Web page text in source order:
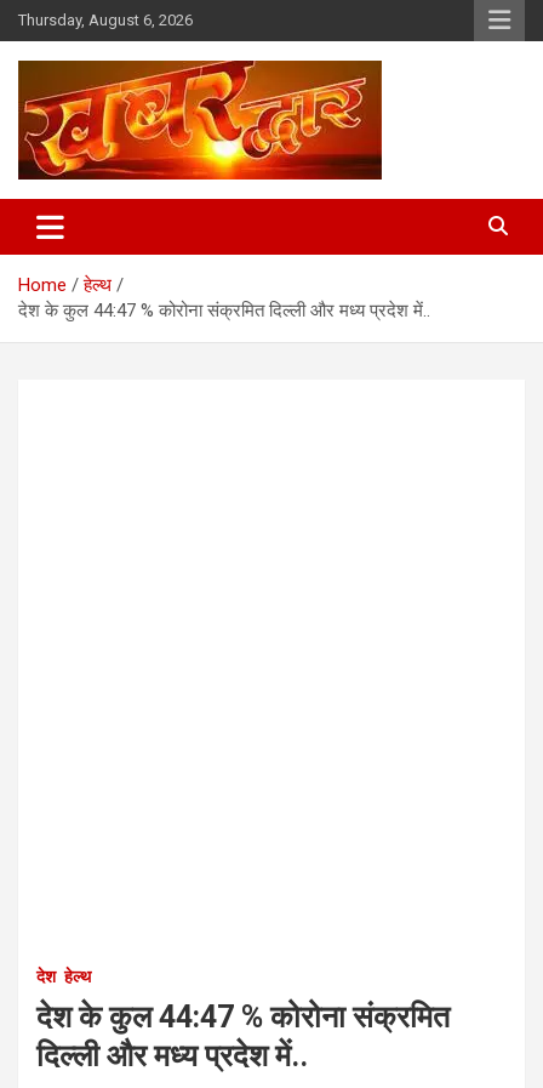
Skip
to
content
Thursday, August 6, 2026
Khabar Dwar
Home
हेल्थ
देश के कुल 44:47 % कोरोना संक्रमित दिल्ली और मध्य प्रदेश में..
देश हेल्थ
देश के कुल 44:47 % कोरोना संक्रमित
दिल्ली और मध्य प्रदेश में..